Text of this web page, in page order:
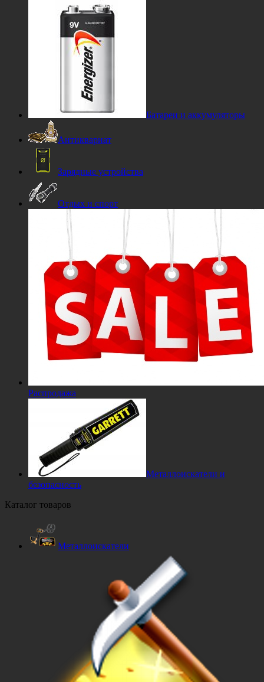
Батареи и аккумуляторы
Антиквариат
Зарядные устройства
Отдых и спорт
Распродажа
Металлоискатели и
безопасность
Каталог товаров
Металлоискатели